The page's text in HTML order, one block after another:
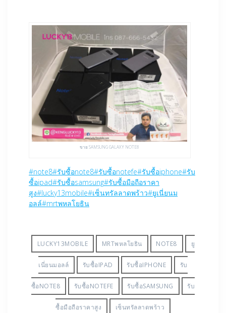
ขาย SAMSUNG GALAXY NOTE8
#note8#รับซื้อnote8#รับซื้อnotefe#รับซื้อiphone#รับ
ซื้อipad#รับซื้อsamsung#รับซื้อมือถือราคา
สูง#lucky13mobile#เซ็นทรัลลาดพร้าว#ยูเนี่ยนม
อลล์#mrtพหลโยธิน
LUCKY13MOBILE‬‪ MRTพหลโยธิน NOTE8 ยู
เนี่ยนมอลล์ รับซื้อIPAD รับซื้อIPHONE รับ
ซื้อNOTE8 รับซื้อNOTEFE รับซื้อSAMSUNG รับ
ซื้อมือถือราคาสูง‬‪ เซ็นทรัลลาดพร้าว